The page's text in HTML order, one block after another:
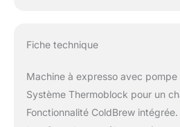
Fiche technique
Machine à expresso avec
Système Thermoblock pour un
Fonctionnalité ColdBrew intégrée.